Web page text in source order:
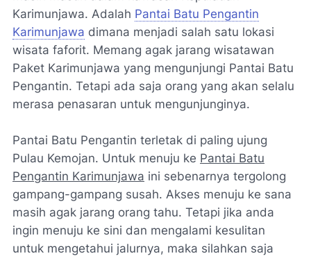
Karimunjawa. Adalah Pantai Batu Pengantin
Karimunjawa dimana menjadi salah satu lokasi
wisata faforit. Memang agak jarang wisatawan
Paket Karimunjawa yang mengunjungi Pantai Batu
Pengantin. Tetapi ada saja orang yang akan selalu
merasa penasaran untuk mengunjunginya.
Pantai Batu Pengantin terletak di paling ujung
Pulau Kemojan. Untuk menuju ke Pantai Batu
Pengantin Karimunjawa ini sebenarnya tergolong
gampang-gampang susah. Akses menuju ke sana
masih agak jarang orang tahu. Tetapi jika anda
ingin menuju ke sini dan mengalami kesulitan
untuk mengetahui jalurnya, maka silahkan saja